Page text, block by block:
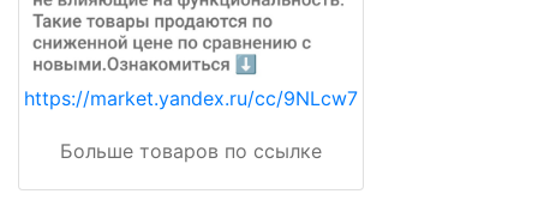
https://market.yandex.ru/cc/9NLcw7
Больше товаров по ссылке